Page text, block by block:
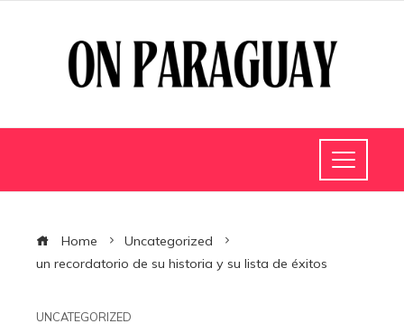
Home
Uncategorized
un recordatorio de su historia y su lista de éxitos
UNCATEGORIZED